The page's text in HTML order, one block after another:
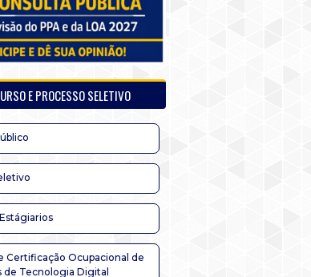
E PROCESSO SELETIVO
Certificação Ocupacional de
de Tecnologia Digital